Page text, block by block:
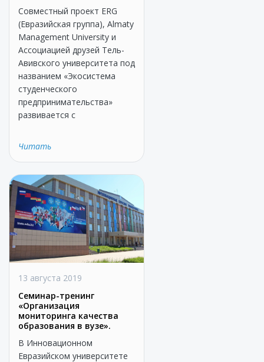
Совместный проект ERG
(Евразийская группа), Almaty
Management University и
Ассоциацией друзей Тель-
Авивского университета под
названием «Экосистема
студенческого
предпринимательства»
развивается с
Читать
13 августа 2019
Семинар-тренинг
«Организация
мониторинга качества
образования в вузе».
В Инновационном
Евразийском университете